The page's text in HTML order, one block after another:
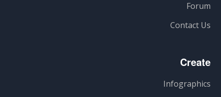
Forum
Contact Us
Create
Infographics